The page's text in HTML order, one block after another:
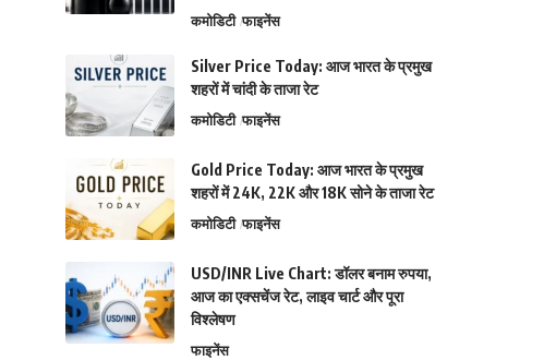
कमोडिटी फाइनेंस
Silver Price Today: आज भारत के प्रमुख
शहरों में चांदी के ताजा रेट
कमोडिटी फाइनेंस
Gold Price Today: आज भारत के प्रमुख
शहरों में 24K, 22K और 18K सोने के ताजा रेट
कमोडिटी फाइनेंस
USD/INR Live Chart: डॉलर बनाम रुपया,
आज का एक्सचेंज रेट, लाइव चार्ट और पूरा
विश्लेषण
फाइनेंस